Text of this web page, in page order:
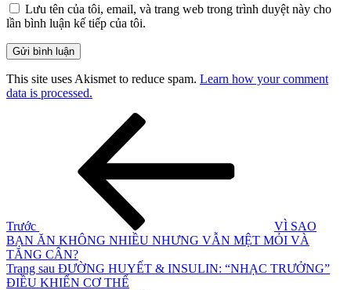
Lưu tên của tôi, email, và trang web trong trình duyệt này cho
lần bình luận kế tiếp của tôi.
This site uses Akismet to reduce spam. Learn how your comment
data is processed.
Trước
VÌ SAO
BẠN ĂN KHÔNG NHIỀU NHƯNG VẪN MỆT MỎI VÀ
TĂNG CÂN?
Bài
tiếp
Trang sau ĐƯỜNG HUYẾT & INSULIN: “NHẠC TRƯỞNG”
ĐIỀU KHIỂN CƠ THỂ